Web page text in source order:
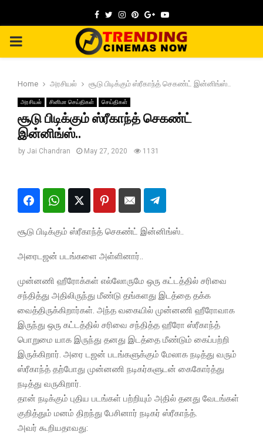
Facebook
TwitterInstagram
Pinterest
GoogleYoutube
PRIMARY
Home அரசியல் சூடு பிடிக்கும் ஸ்ரீகாந்த் செகண்ட் இன்னிங்ஸ்..
அரசியல் சினிமா செய்திகள் செய்திகள்
சூடு பிடிக்கும் ஸ்ரீகாந்த் செகண்ட்
இன்னிங்ஸ்..
by Jai Chandran May 27, 2020 1131
சூடு பிடிக்கும் ஸ்ரீகாந்த் செகண்ட் இன்னிங்ஸ்..
அரைடஜன் படங்களை அள்ளினார்..
முன்னணி ஹீரோக்கள் எல்லோருமே ஒரு கட்டத்தில் சரிவை
சந்தித்து அதிலிருந்து மீண்டு தங்களது இடத்தை தக்க
வைத்திருக்கிறார்கள். அந்த வகையில் முன்னணி ஹீரோவாக
இருந்து ஒரு கட்டத்தில் சரிவை சந்தித்த ஹீரோ ஸ்ரீகாந்த்
பொறுமை யாக இருந்து தனது இடத்தை மீண்டும் கைப்பற்றி
இருக்கிறார். அரை டஜன் படங்களுக்கும் மேலாக நடித்து வரும்
ஸ்ரீகாந்த் தற்போது முன்னணி நடிகர்களுடன் கைகோர்த்து
நடித்து வருகிறார்.
தான் நடிக்கும் புதிய படங்கள் பற்றியும் அதில் தனது வேடங்கள்
குறித்தும் மனம் திறந்து பேசினார் நடிகர் ஸ்ரீகாந்த்.
அவர் கூறியதாவது: